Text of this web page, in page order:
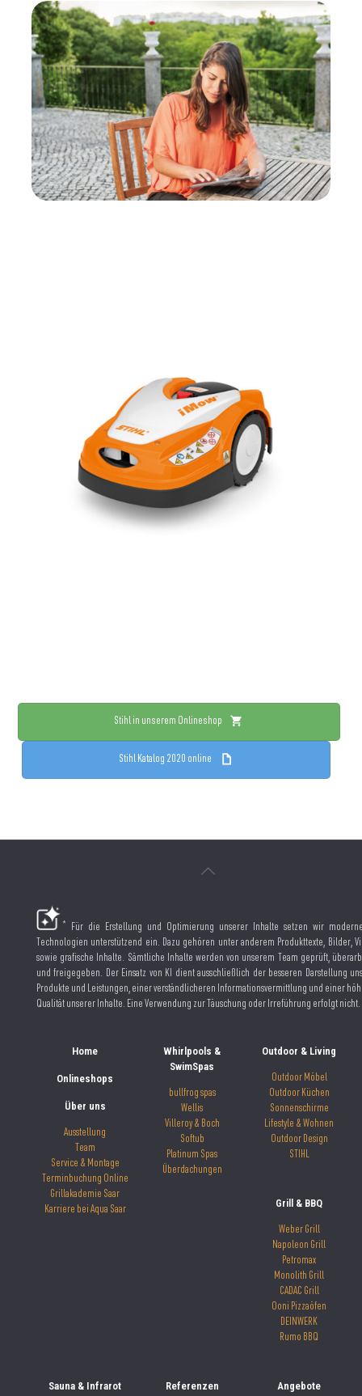
Stihl in unserem Onlineshop
Stihl Katalog 2020 online
*
Für die Erstellung und Optimierung unserer Inhalte setzen wir
Technologien unterstützend ein. Dazu gehören unter anderem Produkttexte, Bilder,
sowie grafische Inhalte. Sämtliche Inhalte werden von unserem Team geprüft,
und freigegeben. Der Einsatz von KI dient ausschließlich der besseren Darstellung
Produkte und Leistungen, einer verständlicheren Informationsvermittlung und einer
Qualität unserer Inhalte. Eine Verwendung zur Täuschung oder Irreführung erfolgt nicht.
Home
Onlineshops
Über uns
Ausstellung
Team
Service & Montage
Terminbuchung Online
Grillakademie Saar
Karriere bei Aqua Saar
Whirlpools &
SwimSpas
bullfrog spas
Wellis
Villeroy & Boch
Softub
Platinum Spas
Überdachungen
Outdoor & Living
Outdoor Möbel
Outdoor Küchen
Sonnenschirme
Lifestyle & Wohnen
Outdoor Design
STIHL
Grill & BBQ
Weber Grill
Napoleon Grill
Petromax
Monolith Grill
CADAC Grill
Ooni Pizzaöfen
DEINWERK
Rumo BBQ
Sauna & Infrarot Referenzen Angebote